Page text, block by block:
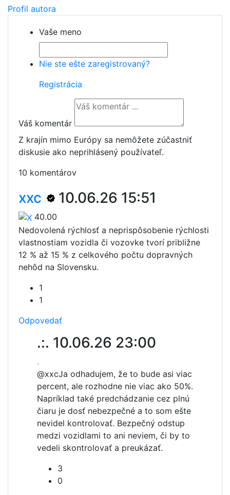
Profil autora
Vaše meno
Nie ste ešte zaregistrovaný?
Registrácia
Váš komentár
Z krajín mimo Európy sa nemôžete zúčastniť
diskusie ako neprihlásený používateľ.
10 komentárov
xxc 10.06.26 15:51
40.00
Nedovolená rýchlosť a neprispôsobenie rýchlosti
vlastnostiam vozidla či vozovke tvorí približne
12 % až 15 % z celkového počtu dopravných
nehôd na Slovensku.
1
1
Odpovedať
.:. 10.06.26 23:00
.
@xxcJa odhadujem, že to bude asi viac
percent, ale rozhodne nie viac ako 50%.
Napríklad také predchádzanie cez plnú
čiaru je dosť nebezpečné a to som ešte
nevidel kontrolovať. Bezpečný odstup
medzi vozidlami to ani neviem, či by to
vedeli skontrolovať a preukázať.
3
0